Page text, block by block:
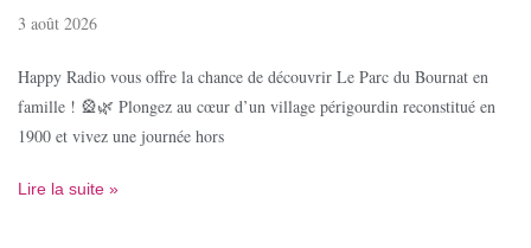
3 août 2026
Happy Radio vous offre la chance de découvrir Le Parc du Bournat en
famille ! 🎡🌿 Plongez au cœur d’un village périgourdin reconstitué en
1900 et vivez une journée hors
Lire la suite »